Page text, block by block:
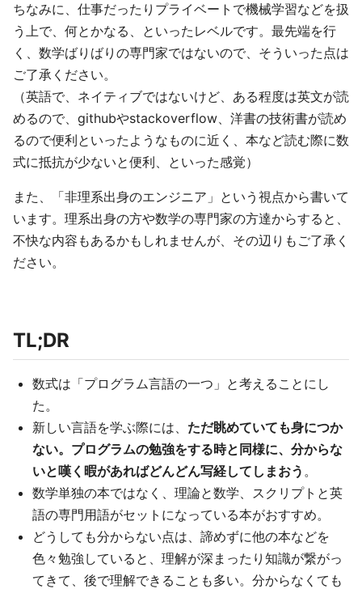
ちなみに、仕事だったりプライベートで機械学習などを扱
う上で、何とかなる、といったレベルです。最先端を行
く、数学ばりばりの専門家ではないので、そういった点は
ご了承ください。
（英語で、ネイティブではないけど、ある程度は英文が読
めるので、githubやstackoverflow、洋書の技術書が読め
るので便利といったようなものに近く、本など読む際に数
式に抵抗が少ないと便利、といった感覚）
また、「非理系出身のエンジニア」という視点から書いて
います。理系出身の方や数学の専門家の方達からすると、
不快な内容もあるかもしれませんが、その辺りもご了承く
ださい。
TL;DR
数式は「プログラム言語の一つ」と考えることにし
た。
新しい言語を学ぶ際には、 ただ眺めていても身につか
ない。プログラムの勉強をする時と同様に、分からな
いと嘆く暇があればどんどん写経してしまおう 。
数学単独の本ではなく、理論と数学、スクリプトと英
語の専門用語がセットになっている本がおすすめ。
どうしても分からない点は、諦めずに他の本などを
色々勉強していると、理解が深まったり知識が繋がっ
てきて、後で理解できることも多い。分からなくても